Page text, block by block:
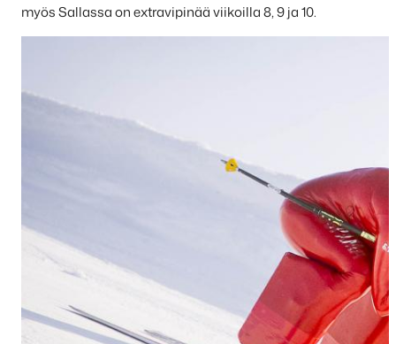
myös Sallassa on extravipinää viikoilla 8, 9 ja 10.